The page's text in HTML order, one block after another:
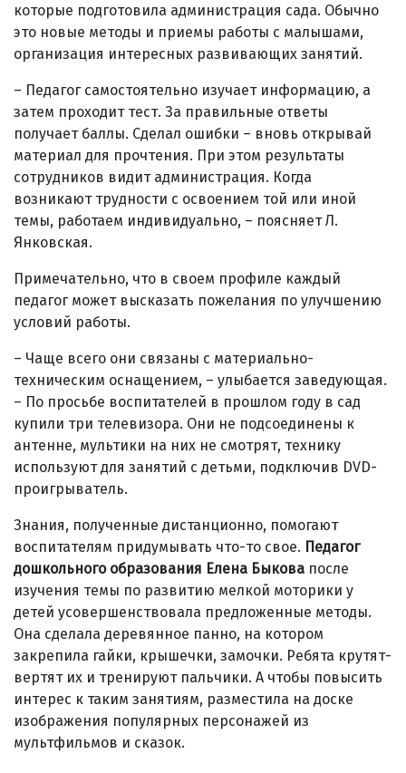
которые подготовила администрация сада. Обычно
это новые методы и приемы работы с малышами,
организация интересных развивающих занятий.
– Педагог самостоятельно изучает информацию, а
затем проходит тест. За правильные ответы
получает баллы. Сделал ошибки – вновь открывай
материал для прочтения. При этом результаты
сотрудников видит администрация. Когда
возникают трудности с освоением той или иной
темы, работаем индивидуально, – поясняет Л.
Янковская.
Примечательно, что в своем профиле каждый
педагог может высказать пожелания по улучшению
условий работы.
– Чаще всего они связаны с материально-
техническим оснащением, – улыбается заведующая.
– По просьбе воспитателей в прошлом году в сад
купили три телевизора. Они не подсоединены к
антенне, мультики на них не смотрят, технику
используют для занятий с детьми, подключив DVD-
проигрыватель.
Знания, полученные дистанционно, помогают
воспитателям придумывать что-то свое. Педагог
дошкольного образования Елена Быкова после
изучения темы по развитию мелкой моторики у
детей усовершенствовала предложенные методы.
Она сделала деревянное панно, на котором
закрепила гайки, крышечки, замочки. Ребята крутят-
вертят их и тренируют пальчики. А чтобы повысить
интерес к таким занятиям, разместила на доске
изображения популярных персонажей из
мультфильмов и сказок.